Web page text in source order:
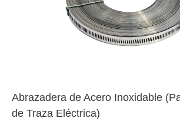
Abrazadera de Acero Inoxidable
de Traza Eléctrica)